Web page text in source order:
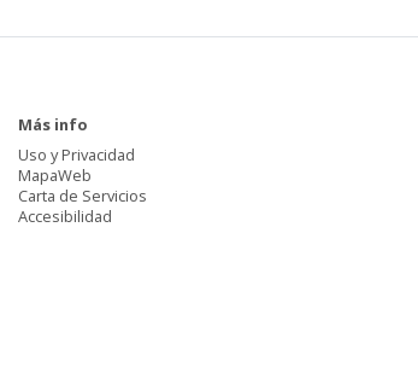
Más info
Uso y Privacidad
MapaWeb
Carta de Servicios
Accesibilidad